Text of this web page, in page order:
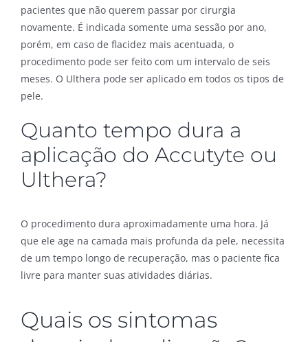
pacientes que não querem passar por cirurgia
novamente. É indicada somente uma sessão por ano,
porém, em caso de flacidez mais acentuada, o
procedimento pode ser feito com um intervalo de seis
meses. O Ulthera pode ser aplicado em todos os tipos de
pele.
Quanto tempo dura a
aplicação do Accutyte ou
Ulthera?
O procedimento dura aproximadamente uma hora. Já
que ele age na camada mais profunda da pele, necessita
de um tempo longo de recuperação, mas o paciente fica
livre para manter suas atividades diárias.
Quais os sintomas